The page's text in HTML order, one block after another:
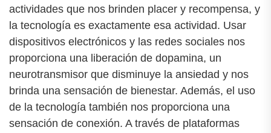
actividades que nos brinden placer y recompensa, y
la tecnología es exactamente esa actividad. Usar
dispositivos electrónicos y las redes sociales nos
proporciona una liberación de dopamina, un
neurotransmisor que disminuye la ansiedad y nos
brinda una sensación de bienestar. Además, el uso
de la tecnología también nos proporciona una
sensación de conexión. A través de plataformas